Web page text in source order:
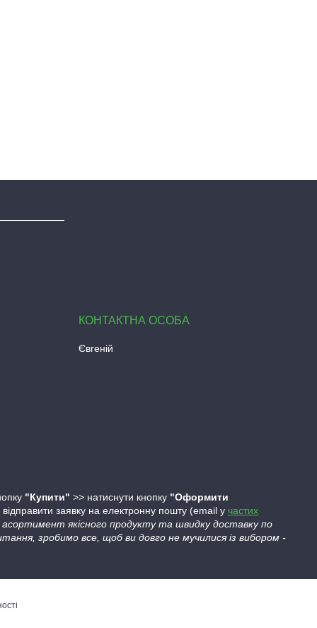
Євгеній
"Купити" >> натиснути кнопку "Оформити
заявку на електронну пошту (email у частих
якісного продукту та швидку доставку по
зробимо все, щоб ви довго не мучилися із вибором -